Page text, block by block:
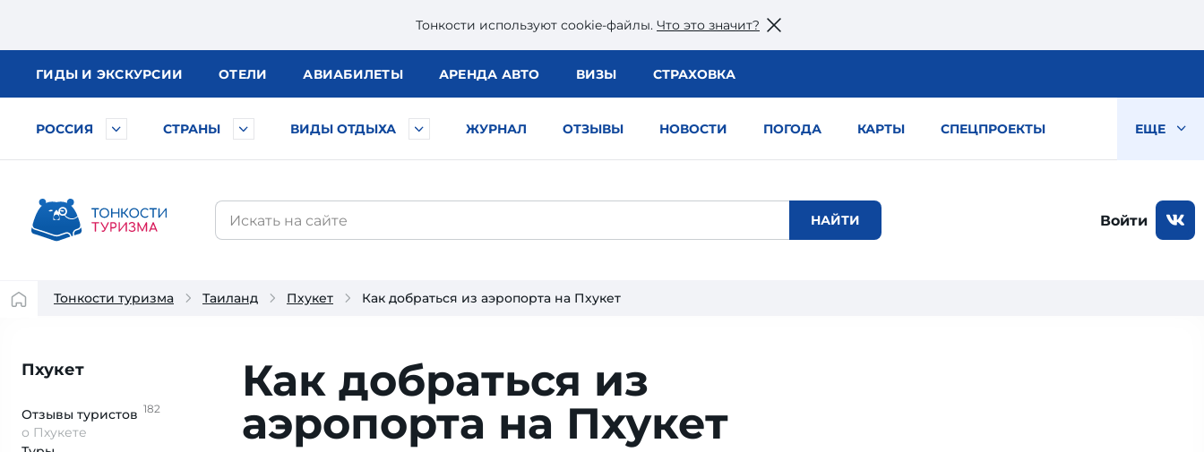
Тонкости используют сookie-файлы. Что это значит?
ГИДЫ И ЭКСКУРСИИ ОТЕЛИ АВИАБИЛЕТЫ АРЕНДА АВТО ВИЗЫ СТРАХОВКА
РОССИЯ СТРАНЫ ВИДЫ ОТДЫХА ЖУРНАЛ ОТЗЫВЫ НОВОСТИ ПОГОДА КАРТЫ СПЕЦПРОЕКТЫ ЕЩЕ
Войти
Тонкости туризма Таиланд Пхукет Как добраться из аэропорта на Пхукет
Пхукет
Отзывы туристов 182
о Пхукете
Как добраться из
аэропорта на Пхукет